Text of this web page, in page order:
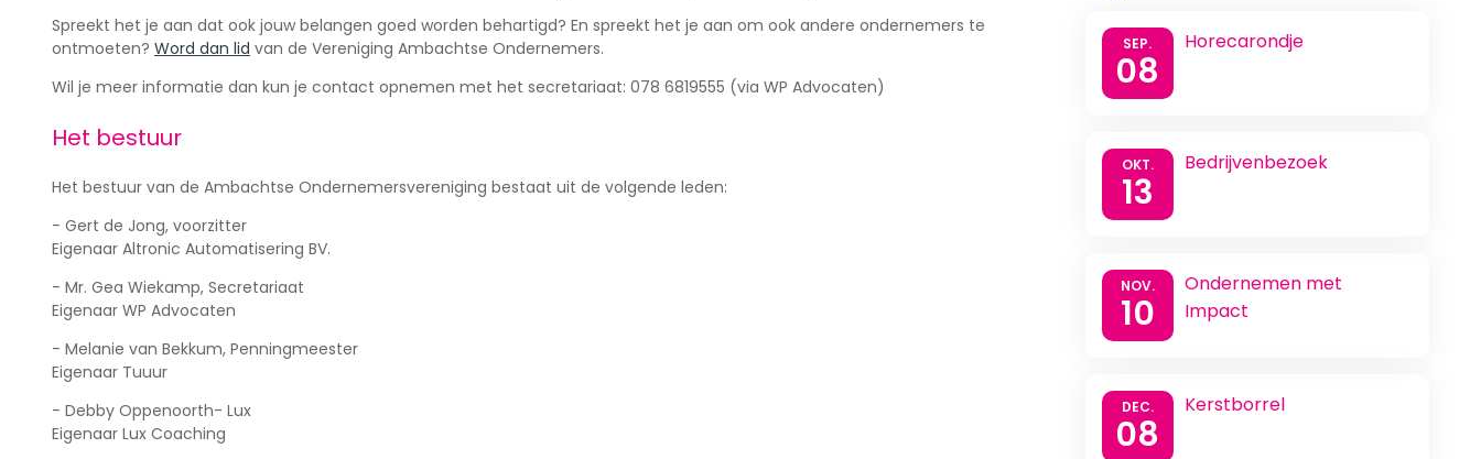
Spreekt het je aan dat ook jouw belangen goed worden behartigd? En spreekt het je aan om ook andere ondernemers te
ontmoeten? Word dan lid van de Vereniging Ambachtse Ondernemers.
Wil je meer informatie dan kun je contact opnemen met het secretariaat: 078 6819555 (via WP Advocaten)
Het bestuur
Het bestuur van de Ambachtse Ondernemersvereniging bestaat uit de volgende leden:
- Gert de Jong, voorzitter
Eigenaar Altronic Automatisering BV.
- Mr. Gea Wiekamp, Secretariaat
Eigenaar WP Advocaten
- Melanie van Bekkum, Penningmeester
Eigenaar Tuuur
- Debby Oppenoorth- Lux
Eigenaar Lux Coaching
SEP.
08
Horecarondje
OKT.
13
Bedrijvenbezoek
NOV.
10
Ondernemen met
Impact
DEC.
08
Kerstborrel